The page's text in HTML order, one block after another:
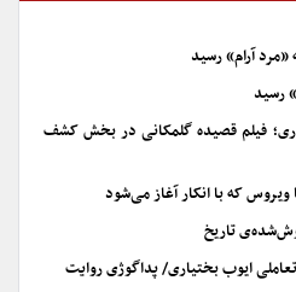
«مرد آرام» رسید
رسید
فیلم قصیده گلمکانی در بخش کشف
که با انکار آغاز می‌شود
تاریخ
تعاملی ایوب بختیاری/ پداگوژی روایت